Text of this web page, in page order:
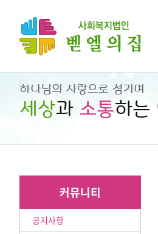
커뮤니티
공지사항